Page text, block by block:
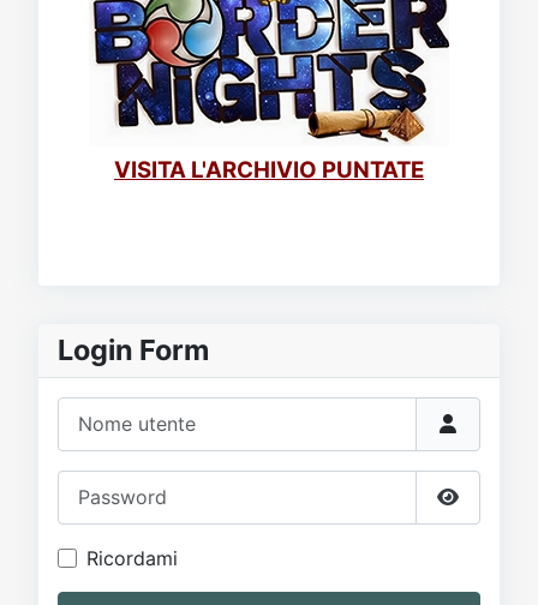
Login Form
Mostra
Ricordami
VISITA L'ARCHIVIO PUNTATE